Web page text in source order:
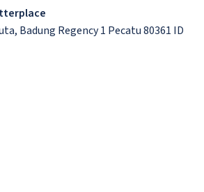
Badung Regency 1 Pecatu 80361 ID